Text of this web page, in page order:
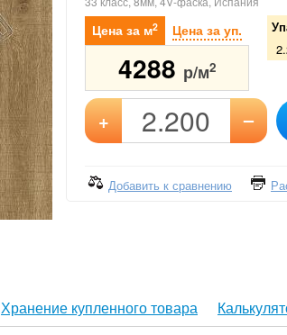
Цена за м2 Цена за уп.
4288 р/м2
+ –
Добавить к сравнению
Хранение купленного товара